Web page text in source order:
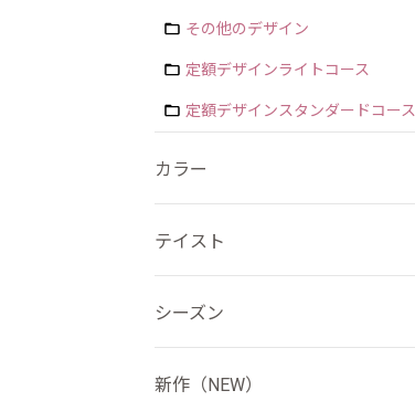
その他のデザイン
定額デザインライトコース
定額デザインスタンダードコース
カラー
テイスト
シーズン
新作（NEW）